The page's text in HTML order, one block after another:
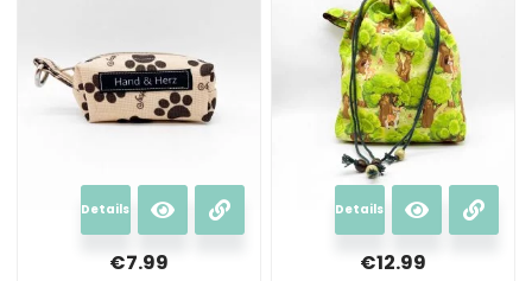
Details
€7.99
Details
€12.99